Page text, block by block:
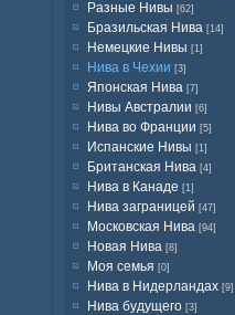
Разные Нивы [62]
Бразильская Нива [14]
Немецкие Нивы [1]
Нива в Чехии [3]
Японская Нива [7]
Нивы Австралии [6]
Нива во Франции [5]
Испанские Нивы [1]
Британская Нива [4]
Нива в Канаде [1]
Нива заграницей [47]
Московская Нива [94]
Новая Нива [8]
Моя семья [0]
Нива в Нидерландах [9]
Нива будущего [3]